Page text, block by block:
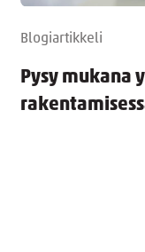
Blogiartikkeli
Pysy mukana